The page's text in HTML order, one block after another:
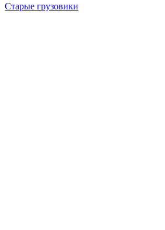
Старые грузовики